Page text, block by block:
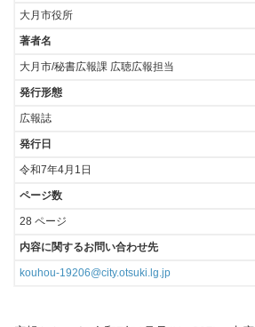
大月市役所
著者名
大月市/秘書広報課 広聴広報担当
発行形態
広報誌
発行日
令和7年4月1日
ページ数
28 ページ
内容に関するお問い合わせ先
kouhou-19206@city.otsuki.lg.jp